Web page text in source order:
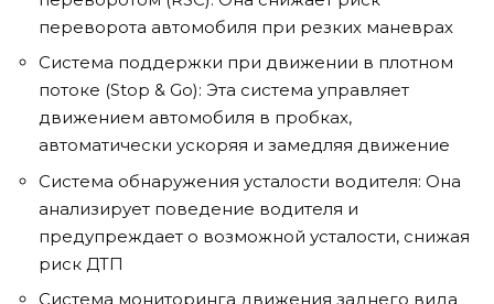
переворота автомобиля при резких маневрах
Система поддержки при движении в плотном
потоке (Stop & Go): Эта система управляет
движением автомобиля в пробках,
автоматически ускоряя и замедляя движение
Система обнаружения усталости водителя: Она
анализирует поведение водителя и
предупреждает о возможной усталости, снижая
риск ДТП
Система мониторинга движения заднего вида